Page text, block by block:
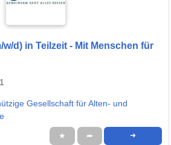
d) in Teilzeit - Mit Menschen für
Gesellschaft für Alten- und
★ ➦ ➜